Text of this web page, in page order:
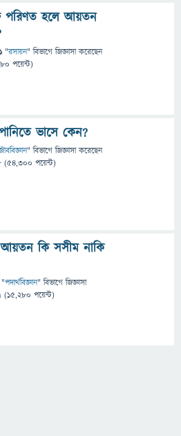
পরিণত হলে আয়তন
"রসায়ন" বিভাগে জিজ্ঞাসাকরেছেন
পয়েন্ট)
ভাসে কেন?
" বিভাগে জিজ্ঞাসাকরেছেন
(54,300 পয়েন্ট)
আয়তন কি সসীম নাকি
"পদার্থবিজ্ঞান" বিভাগে জিজ্ঞাসা
(15,280 পয়েন্ট)